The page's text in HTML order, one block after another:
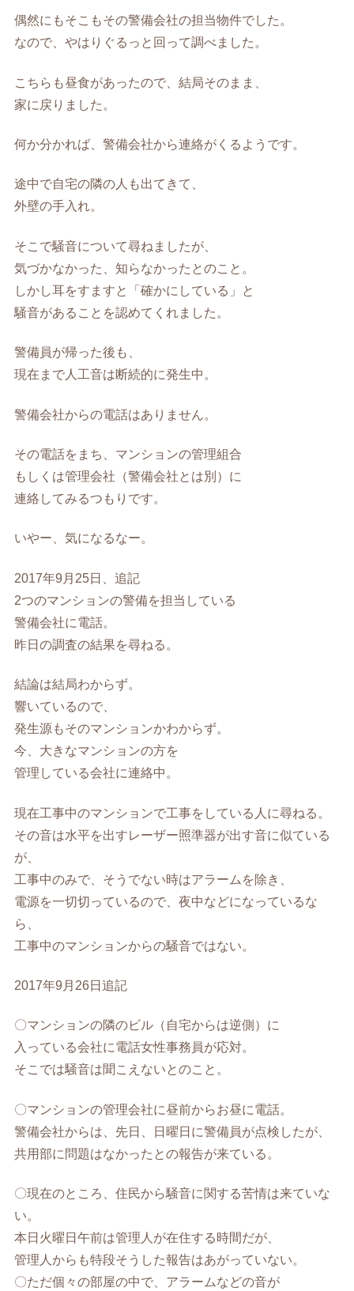
偶然にもそこもその警備会社の担当物件でした。
なので、やはりぐるっと回って調べました。
こちらも昼食があったので、結局そのまま、
家に戻りました。
何か分かれば、警備会社から連絡がくるようです。
途中で自宅の隣の人も出てきて、
外壁の手入れ。
そこで騒音について尋ねましたが、
気づかなかった、知らなかったとのこと。
しかし耳をすますと「確かにしている」と
騒音があることを認めてくれました。
警備員が帰った後も、
現在まで人工音は断続的に発生中。
警備会社からの電話はありません。
その電話をまち、マンションの管理組合
もしくは管理会社（警備会社とは別）に
連絡してみるつもりです。
いやー、気になるなー。
2017年9月25日、追記
2つのマンションの警備を担当している
警備会社に電話。
昨日の調査の結果を尋ねる。
結論は結局わからず。
響いているので、
発生源もそのマンションかわからず。
今、大きなマンションの方を
管理している会社に連絡中。
現在工事中のマンションで工事をしている人に尋ねる。
その音は水平を出すレーザー照準器が出す音に似ている
が、
工事中のみで、そうでない時はアラームを除き、
電源を一切切っているので、夜中などになっているな
ら、
工事中のマンションからの騒音ではない。
2017年9月26日追記
〇マンションの隣のビル（自宅からは逆側）に
入っている会社に電話女性事務員が応対。
そこでは騒音は聞こえないとのこと。
〇マンションの管理会社に昼前からお昼に電話。
警備会社からは、先日、日曜日に警備員が点検したが、
共用部に問題はなかったとの報告が来ている。
〇現在のところ、住民から騒音に関する苦情は来ていな
い。
本日火曜日午前は管理人が在住する時間だが、
管理人からも特段そうした報告はあがっていない。
〇ただ個々の部屋の中で、アラームなどの音が